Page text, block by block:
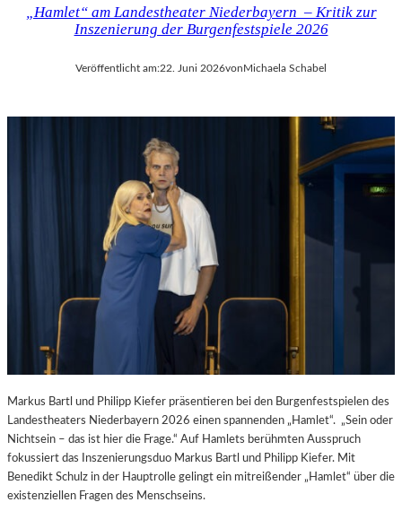
„Hamlet“ am Landestheater Niederbayern – Kritik zur
Inszenierung der Burgenfestspiele 2026
Veröffentlicht am:22. Juni 2026vonMichaela Schabel
Markus Bartl und Philipp Kiefer präsentieren bei den Burgenfestspielen des
Landestheaters Niederbayern 2026 einen spannenden „Hamlet“. „Sein oder
Nichtsein – das ist hier die Frage.“ Auf Hamlets berühmten Ausspruch
fokussiert das Inszenierungsduo Markus Bartl und Philipp Kiefer. Mit
Benedikt Schulz in der Hauptrolle gelingt ein mitreißender „Hamlet“ über die
existenziellen Fragen des Menschseins.